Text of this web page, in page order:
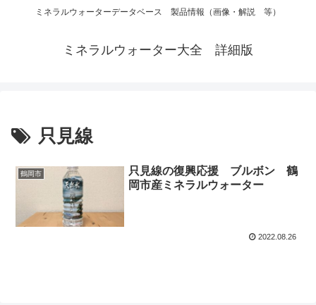
ミネラルウォーターデータベース 製品情報（画像・解説 等）
ミネラルウォーター大全 詳細版
只見線
鶴岡市
只見線の復興応援 ブルボン 鶴
岡市産ミネラルウォーター
2022.08.26